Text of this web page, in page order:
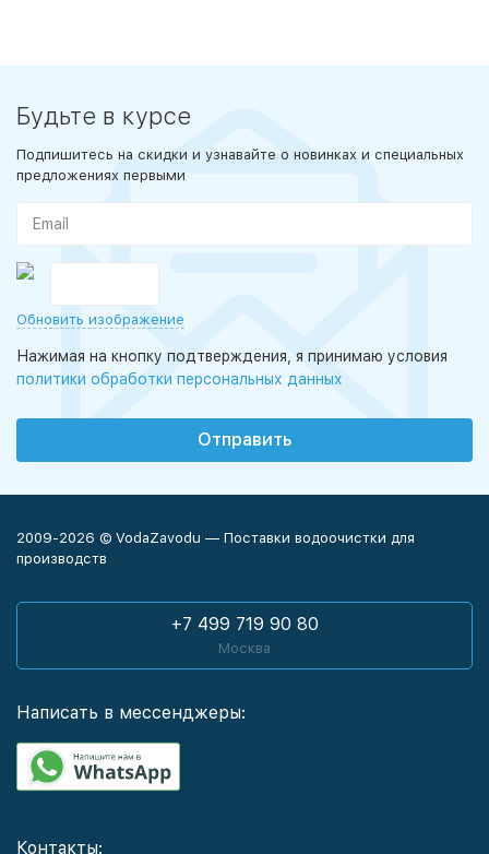
Будьте в курсе
Подпишитесь на скидки и узнавайте о новинках и специальных
предложениях первыми
Обновить изображение
Нажимая на кнопку подтверждения, я принимаю условия
политики обработки персональных данных
2009-2026 © VodaZavodu — Поставки водоочистки для
производств
+7 499 719 90 80
Москва
Написать в мессенджеры:
Контакты: